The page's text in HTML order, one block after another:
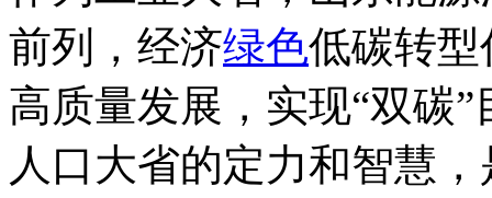
前列，经济绿色低碳转
高质量发展，实现“双碳
人口大省的定力和智慧